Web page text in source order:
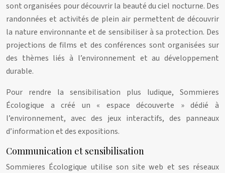
sont organisées pour découvrir la beauté du ciel nocturne. Des
randonnées et activités de plein air permettent de découvrir
la nature environnante et de sensibiliser à sa protection. Des
projections de films et des conférences sont organisées sur
des thèmes liés à l’environnement et au développement
durable.
Pour rendre la sensibilisation plus ludique, Sommieres
Écologique a créé un « espace découverte » dédié à
l’environnement, avec des jeux interactifs, des panneaux
d’information et des expositions.
Communication et sensibilisation
Sommieres Écologique utilise son site web et ses réseaux